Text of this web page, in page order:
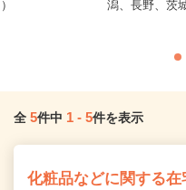
潟、長野、茨
全 5件中 1 - 5件を表示
化粧品などに関する